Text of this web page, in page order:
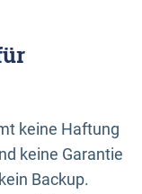
keine Haftung
keine Garantie
Backup.